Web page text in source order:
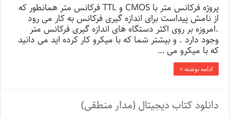
پروژه فرکانس متر با CMOS و TTL فرکانس متر همانطور که
از نامش پیداست برای اندازه گیری فرکانس به کار می رود
.امروزه بر روی اکثر دستگاه های اندازه گیری فرکانس متر
وجود دارد . و بیشتر شما که با میکرو کار کرده اید می دانید
که با میکرو می …
ادامه نوشته »
دانلود کتاب دیجیتال (مدار منطقی)